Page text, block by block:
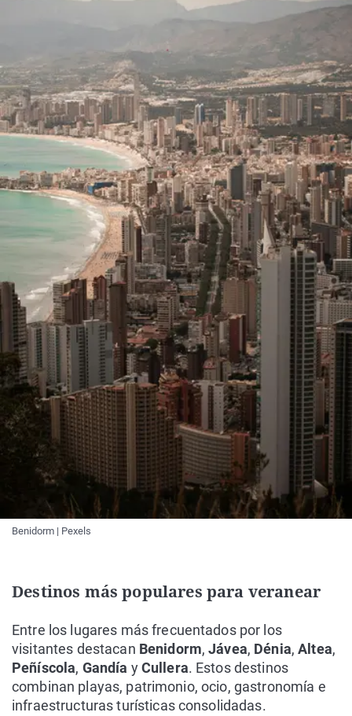
Benidorm | Pexels
Destinos más populares para veranear
Entre los lugares más frecuentados por los
visitantes destacan Benidorm,Jávea, Dénia,Altea,
Peñíscola, Gandía yCullera. Estos destinos
combinan playas, patrimonio, ocio, gastronomía e
infraestructuras turísticas consolidadas.